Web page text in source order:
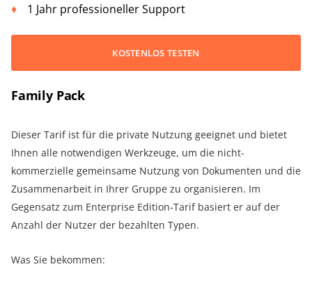
1 Jahr professioneller Support
KOSTENLOS TESTEN
Family Pack
Dieser Tarif ist für die private Nutzung geeignet und bietet
Ihnen alle notwendigen Werkzeuge, um die nicht-
kommerzielle gemeinsame Nutzung von Dokumenten und die
Zusammenarbeit in Ihrer Gruppe zu organisieren. Im
Gegensatz zum Enterprise Edition-Tarif basiert er auf der
Anzahl der Nutzer der bezahlten Typen.
Was Sie bekommen: